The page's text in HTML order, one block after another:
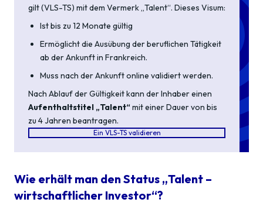
gilt (VLS-TS) mit dem Vermerk „Talent“. Dieses Visum:
Ist bis zu 12 Monate gültig
Ermöglicht die Ausübung der beruflichen Tätigkeit
ab der Ankunft in Frankreich.
Muss nach der Ankunft online validiert werden.
Nach Ablauf der Gültigkeit kann der Inhaber einen
Aufenthaltstitel „Talent“mit einer Dauer von bis
zu 4 Jahren beantragen.
Ein VLS-TS validieren
Wie erhält man den Status „Talent –
wirtschaftlicher Investor“?